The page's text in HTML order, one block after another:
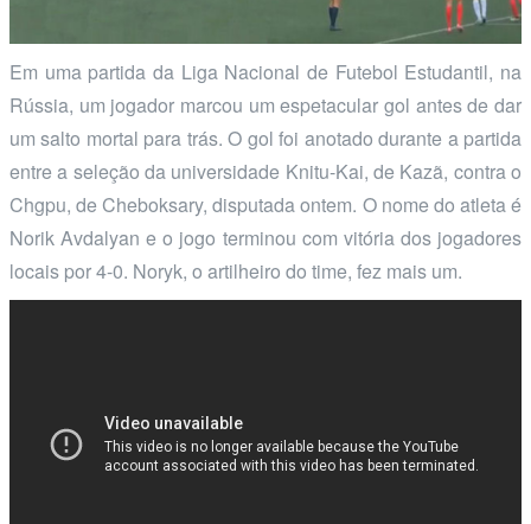
Em uma partida da Liga Nacional de Futebol Estudantil, na
Rússia, um jogador marcou um espetacular gol antes de dar
um salto mortal para trás. O gol foi anotado durante a partida
entre a seleção da universidade Knitu-Kai, de Kazã, contra o
Chgpu, de Cheboksary, disputada ontem. O nome do atleta é
Norik Avdalyan e o jogo terminou com vitória dos jogadores
locais por 4-0. Noryk, o artilheiro do time, fez mais um.